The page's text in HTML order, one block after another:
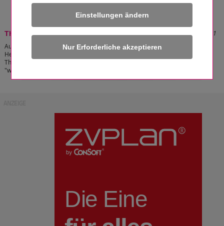
Einstellungen ändern
Stand: 08.01.2020 18:23:31
Thermostatköpfe
Aufgrund verschiedener Einbauvarianten der
Heizkörper gibt es verschiedene
Thermostatköpfe. Wichtig ist in jedem Fall, dass das Fühlerelement die
"wirkliche" Raumtemperatur erfassen kann.